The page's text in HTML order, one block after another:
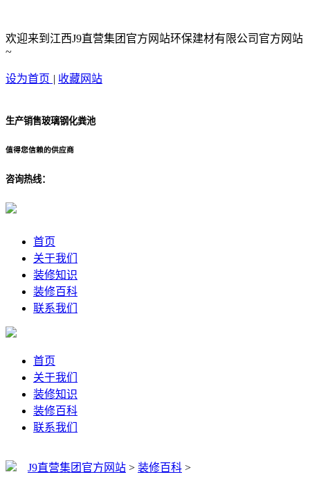
欢迎来到江西J9直营集团官方网站环保建材有限公司官方网站
~
设为首页 | 收藏网站
生产销售玻璃钢化粪池
值得您信赖的供应商
咨询热线：
首页
关于我们
装修知识
装修百科
联系我们
首页
关于我们
装修知识
装修百科
联系我们
J9直营集团官方网站 > 装修百科 >